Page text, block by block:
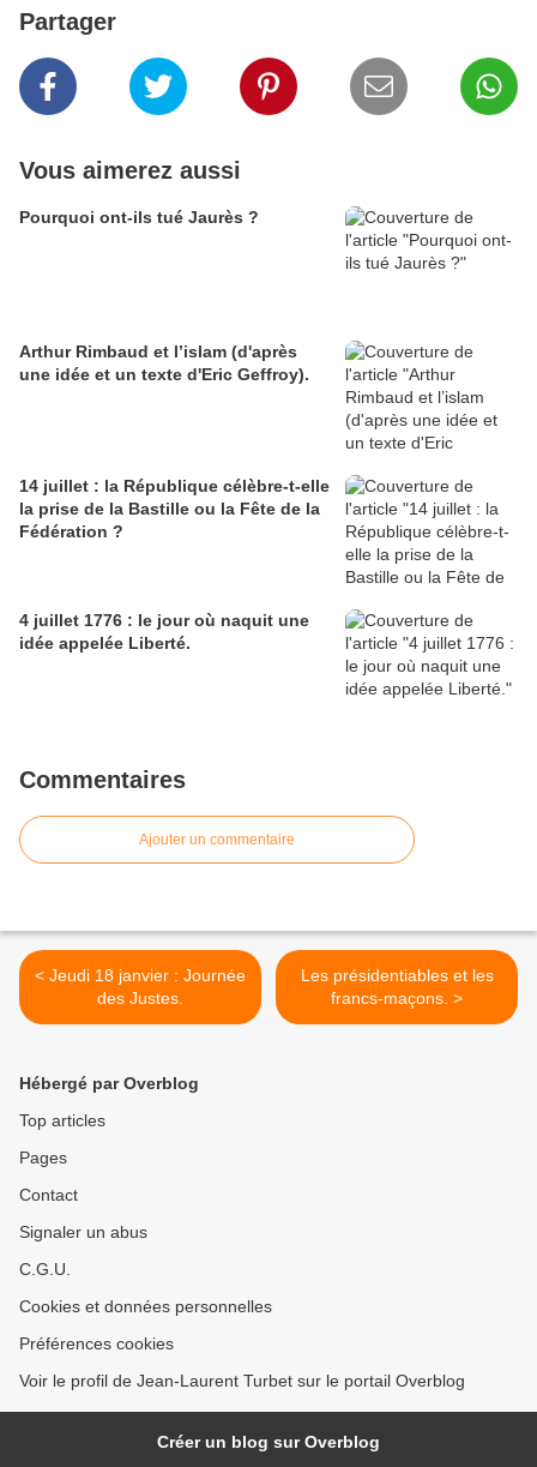
Partager
Vous aimerez aussi
Pourquoi ont-ils tué Jaurès ?
Arthur Rimbaud et l’islam (d'après
une idée et un texte d'Eric Geffroy).
14 juillet : la République célèbre-t-elle
la prise de la Bastille ou la Fête de la
Fédération ?
4 juillet 1776 : le jour où naquit une
idée appelée Liberté.
Commentaires
Ajouter un commentaire
< Jeudi 18 janvier : Journée
des Justes.
Les présidentiables et les
francs-maçons. >
Hébergé par Overblog
Top articles
Pages
Contact
Signaler un abus
C.G.U.
Cookies et données personnelles
Préférences cookies
Voir le profil de Jean-Laurent Turbet sur le portail Overblog
Créer un blog sur Overblog